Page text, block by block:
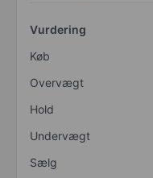
Vurdering
Køb
Overvægt
Hold
Undervægt
Sælg